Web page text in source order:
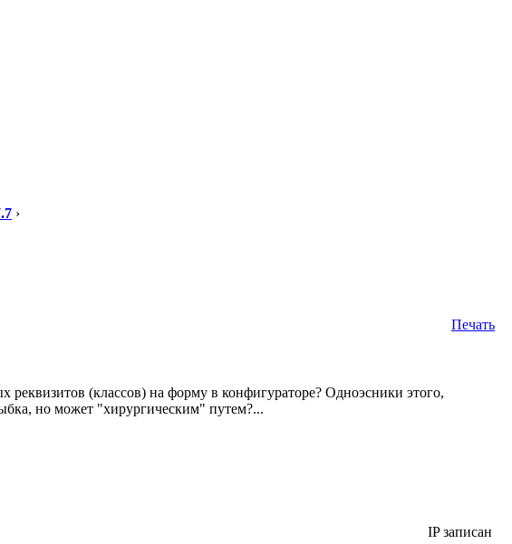
›
Печать
реквизитов (классов) на форму в конфигураторе? Одноэсники этого,
, но может "хирургическим" путем?...
IP записан